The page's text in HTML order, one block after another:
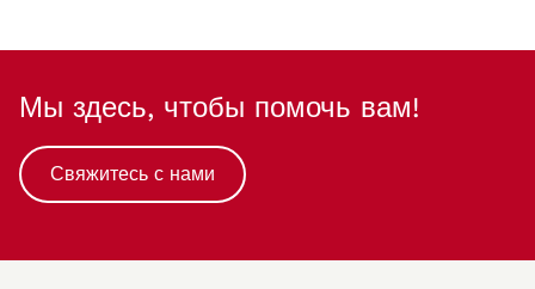
Мы здесь, чтобы помочь вам!
Свяжитесь с нами